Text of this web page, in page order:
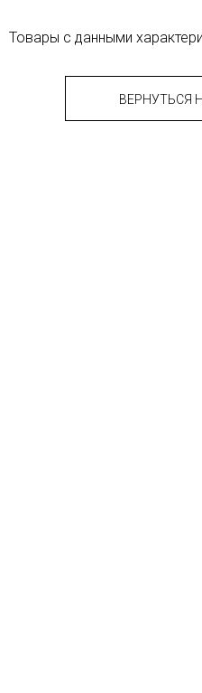
Товары с данными
ВЕРНУТЬСЯ